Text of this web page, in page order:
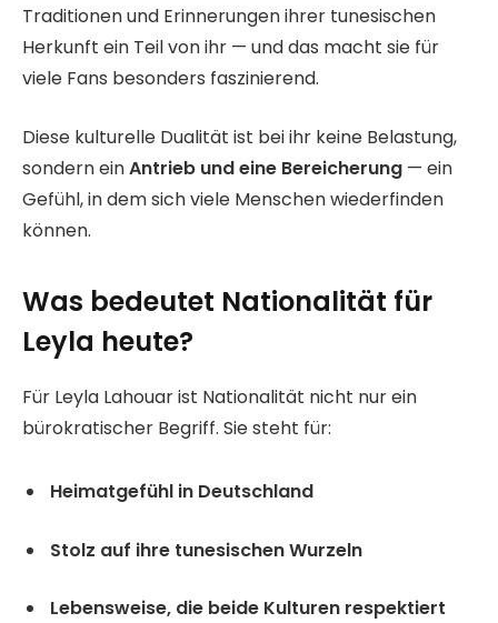
Traditionen und Erinnerungen ihrer tunesischen
Herkunft ein Teil von ihr — und das macht sie für
viele Fans besonders faszinierend.
Diese kulturelle Dualität ist bei ihr keine Belastung,
sondern einAntrieb und eine Bereicherung — ein
Gefühl, in dem sich viele Menschen wiederfinden
können.
Was bedeutet Nationalität für
Leyla heute?
Für Leyla Lahouar ist Nationalität nicht nur ein
bürokratischer Begriff. Sie steht für:
Heimatgefühl in Deutschland
Stolz auf ihre tunesischen Wurzeln
Lebensweise, die beide Kulturen respektiert